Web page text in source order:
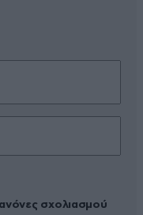
σχολιασμού